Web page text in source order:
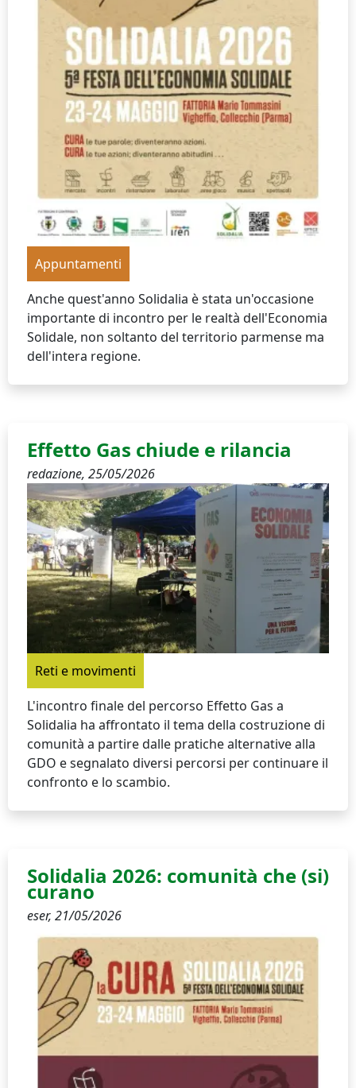
Appuntamenti
Anche quest'anno Solidalia è stata un'occasione
importante di incontro per le realtà dell'Economia
Solidale, non soltanto del territorio parmense ma
dell'intera regione.
Effetto Gas chiude e rilancia
redazione, 25/05/2026
Reti e movimenti
L'incontro finale del percorso Effetto Gas a
Solidalia ha affrontato il tema della costruzione di
comunità a partire dalle pratiche alternative alla
GDO e segnalato diversi percorsi per continuare il
confronto e lo scambio.
Solidalia 2026: comunità che (si)
curano
eser, 21/05/2026